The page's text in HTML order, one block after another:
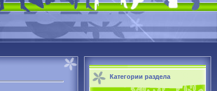
Категории раздела